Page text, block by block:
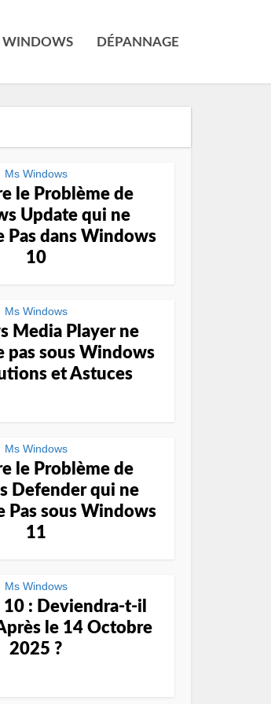
WINDOWS DÉPANNAGE
Ms Windows
le Problème de
Update qui ne
Pas dans Windows
10
Ms Windows
Media Player ne
pas sous Windows
et Astuces
Ms Windows
le Problème de
Defender qui ne
Pas sous Windows
11
Ms Windows
: Deviendra-t-il
le 14 Octobre
2025 ?